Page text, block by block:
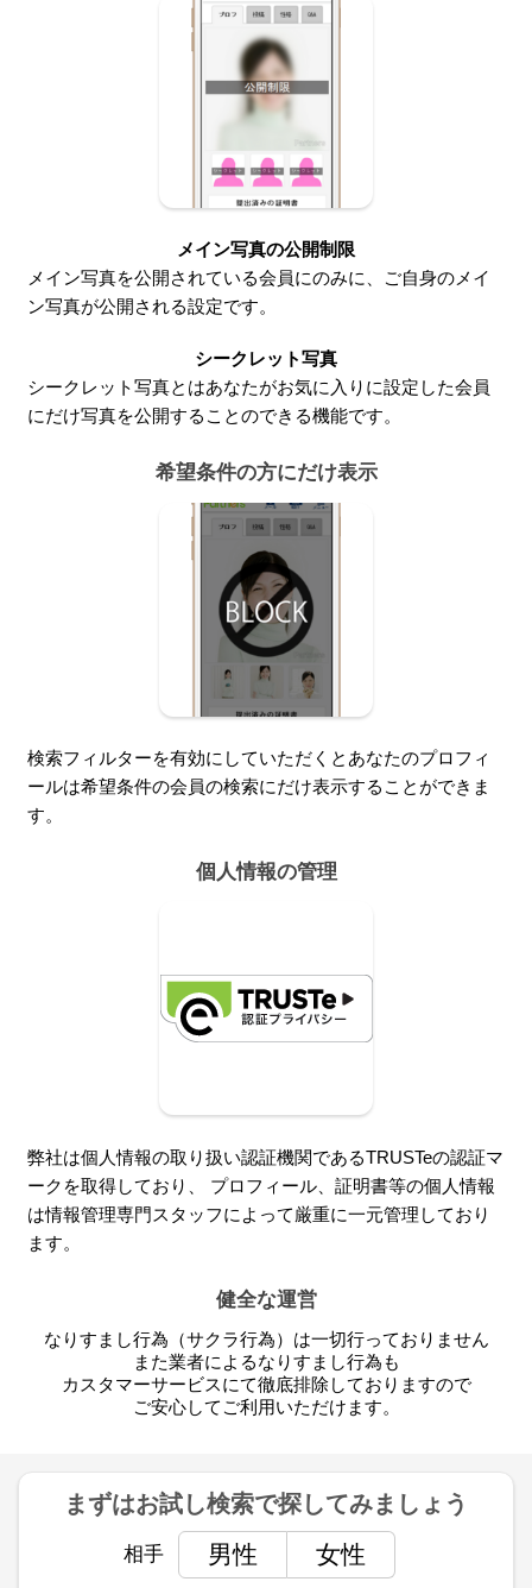
メイン写真の公開制限
メイン写真を公開されている会員にのみに、ご自身のメイ
ン写真が公開される設定です。
シークレット写真
シークレット写真とはあなたがお気に入りに設定した会員
にだけ写真を公開することのできる機能です。
希望条件の方にだけ表示
検索フィルターを有効にしていただくとあなたのプロフィ
ールは希望条件の会員の検索にだけ表示することができま
す。
個人情報の管理
弊社は個人情報の取り扱い認証機関であるTRUSTeの認証マ
ークを取得しており、 プロフィール、証明書等の個人情報
は情報管理専門スタッフによって厳重に一元管理しており
ます。
健全な運営
なりすまし行為（サクラ行為）は一切行っておりません
また業者によるなりすまし行為も
カスタマーサービスにて徹底排除しておりますので
ご安心してご利用いただけます。
まずはお試し検索で探してみましょう
相手 男性 女性